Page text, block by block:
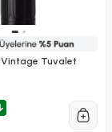
Vintage Tuvalet